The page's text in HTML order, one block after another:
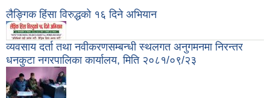
लैङ्गिक हिंसा विरुद्धको १६ दिने अभियान
व्यवसाय दर्ता तथा नवीकरणसम्बन्धी स्थलगत अनुगमनमा निरन्तर
धनकुटा नगरपालिका कार्यालय, मिति २०८१/०९/२३